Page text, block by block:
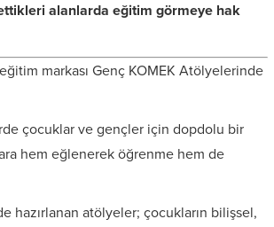
ettikleri alanlarda eğitim görmeye hak
markası Genç KOMEK Atölyelerinde
çocuklar ve gençler için dopdolu bir
hem eğlenerek öğrenme hem de
atölyeler; çocukların bilişsel,